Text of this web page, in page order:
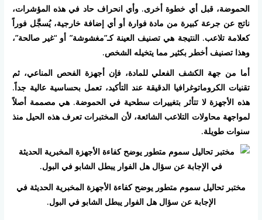
الحموضة، قبل أي خطوة أخرى. وأي انحراف حاد في هذه المؤشرات،
ناتج عن جرعة كبيرة من مادة فوارة أو أي إضافة خارجية، يُسجَّل فوراً
كعلامة تلاعب. النتيجة هي تصنيف العينة كـ”مغشوشة” أو “غير صالحة”،
وهذا تصنيف أخطر بكثير مما يتخيله الشخص.
أما من جهة الكشف الفعلي للمادة، فإن أجهزة الفحص المناعي، ثم
تقنيات الكروماتوغرافيا الدقيقة عند التأكيد، تعمل بحساسية عالية جداً.
هذه الأجهزة لا تتأثر بتغييرات سطحية في الحموضة. هي مصممة أصلاً
لمواجهة محاولات التلاعب الشائعة، لأن المختبرات تعرف هذه الحيل منذ
سنوات طويلة.
مختبر تحاليل سموم متطور يوضح كفاءة الأجهزة المخبرية الحديثة في
الإجابة عن سؤال هل الفوار يبطل الشابو في البول.